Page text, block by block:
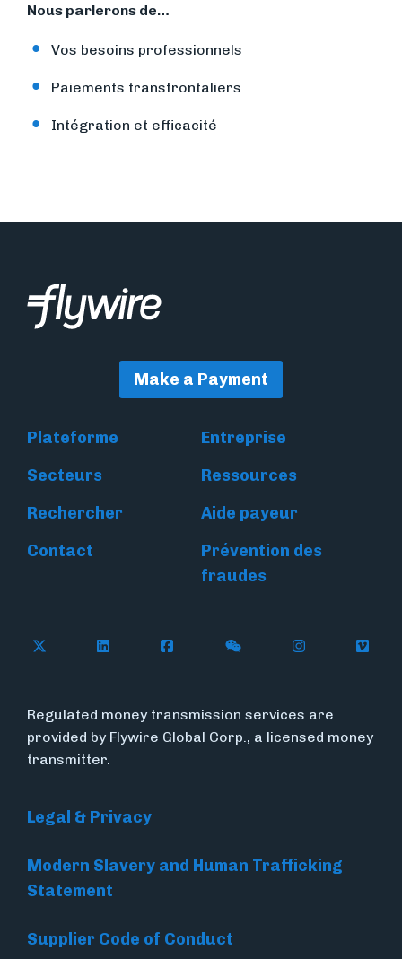
Nous parlerons de…
Vos besoins professionnels
Paiements transfrontaliers
Intégration et efficacité
Make a Payment
Plateforme
Entreprise
Secteurs
Ressources
Rechercher
Aide payeur
Contact
Prévention des
fraudes
Follow Flywire on X
Follow Flywire on LinkedIn
Follow Flywire on Facebook
Follow Flywire on
Follow
Regulated money transmission services are
provided by Flywire Global Corp., a licensed money
transmitter.
Legal & Privacy
Modern Slavery and Human Trafficking
Statement
Supplier Code of Conduct